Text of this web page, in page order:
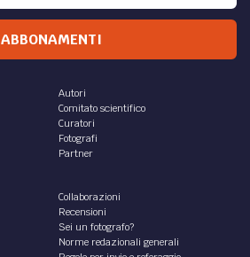
ABBONAMENTI
Autori
Comitato scientifico
Curatori
Fotografi
Partner
Collaborazioni
Recensioni
Sei un fotografo?
Norme redazionali generali